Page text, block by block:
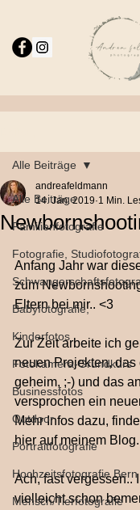
Alle Beiträge
Familienfotografie
Fotografie,
Babyfotografie,
Kinderfotos
Fotokamera-Grundkurs
Businessfotos
Outdoor
Portraitfotografie
Hochzeitsfotografie Bern
Mensch/Tierfotografie
Alle Beiträge
andreafeldmann
14. Jan. 2019 1 Min.
Anfang Jahr war
zum
Eltern bei mir.. <3
Zur Zeit arbeite ich
neuen Projekten, das
geheim, ;-) und das
versprochen ein
Mehr Infos dazu,
hier auf meinem
Ach, fast vergessen..
vielleicht schon